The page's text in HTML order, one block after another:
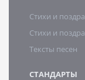
Стихи и
Стихи и
Тексты песен
СТАНДАРТЫ